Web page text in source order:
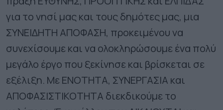
για το νησί μας και τους δημότες μας, μια
ΣΥΝΕΙΔΗΤΗ ΑΠΟΦΑΣΗ, προκειμένου να
συνεχίσουμε και να ολοκληρώσουμε ένα πολύ
μεγάλο έργο που ξεκίνησε και βρίσκεται σε
εξέλιξη. Με ΕΝΟΤΗΤΑ, ΣΥΝΕΡΓΑΣΙΑ και
ΑΠΟΦΑΣΙΣΤΙΚΟΤΗΤΑ διεκδικούμε το